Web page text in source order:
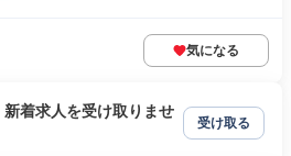
気になる
着求人を受け取りませ
受け取る